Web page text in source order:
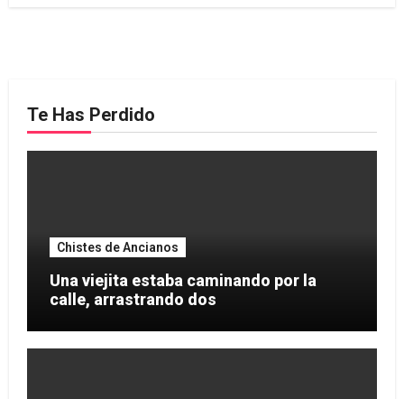
Te Has Perdido
Chistes de Ancianos
Una viejita estaba caminando por la
calle, arrastrando dos